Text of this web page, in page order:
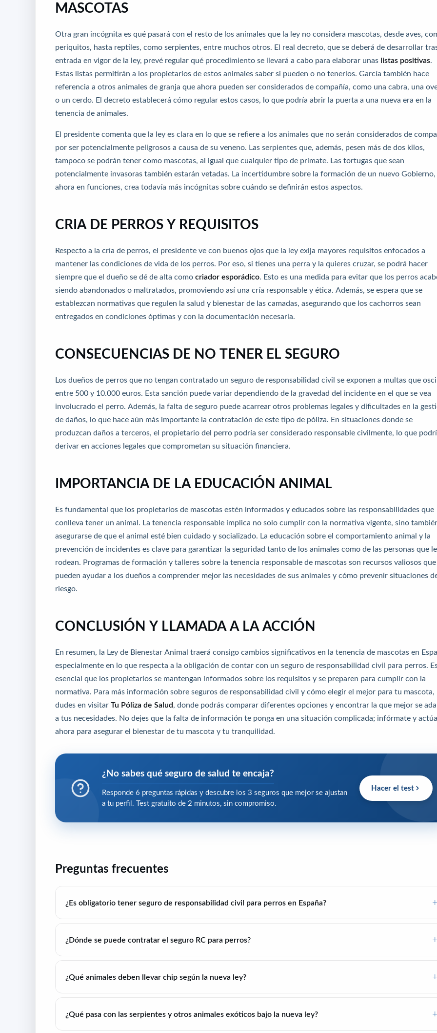
MASCOTAS
Otra gran incógnita es qué pasará con el resto de los animales que la ley no considera mascotas, desde aves,
periquitos, hasta reptiles, como serpientes, entre muchos otros. El real decreto, que se deberá de desarrollar
entrada en vigor de la ley, prevé regular qué procedimiento se llevará a cabo para elaborar unas listas positivas
Estas listas permitirán a los propietarios de estos animales saber si pueden o no tenerlos. García también hace
referencia a otros animales de granja que ahora pueden ser considerados de compañía, como una cabra, una
o un cerdo. El decreto establecerá cómo regular estos casos, lo que podría abrir la puerta a una nueva era en la
tenencia de animales.
El presidente comenta que la ley es clara en lo que se refiere a los animales que no serán considerados de
por ser potencialmente peligrosos a causa de su veneno. Las serpientes que, además, pesen más de dos kilos,
tampoco se podrán tener como mascotas, al igual que cualquier tipo de primate. Las tortugas que sean
potencialmente invasoras también estarán vetadas. La incertidumbre sobre la formación de un nuevo Gobierno,
ahora en funciones, crea todavía más incógnitas sobre cuándo se definirán estos aspectos.
CRIA DE PERROS Y REQUISITOS
Respecto a la cría de perros, el presidente ve con buenos ojos que la ley exija mayores requisitos enfocados a
mantener las condiciones de vida de los perros. Por eso, si tienes una perra y la quieres cruzar, se podrá hacer
siempre que el dueño se dé de alta como criador esporádico . Esto es una medida para evitar que los perros
siendo abandonados o maltratados, promoviendo así una cría responsable y ética. Además, se espera que se
establezcan normativas que regulen la salud y bienestar de las camadas, asegurando que los cachorros sean
entregados en condiciones óptimas y con la documentación necesaria.
CONSECUENCIAS DE NO TENER EL SEGURO
Los dueños de perros que no tengan contratado un seguro de responsabilidad civil se exponen a multas que
entre 500 y 10.000 euros. Esta sanción puede variar dependiendo de la gravedad del incidente en el que se vea
involucrado el perro. Además, la falta de seguro puede acarrear otros problemas legales y dificultades en la
de daños, lo que hace aún más importante la contratación de este tipo de póliza. En situaciones donde se
produzcan daños a terceros, el propietario del perro podría ser considerado responsable civilmente, lo que
derivar en acciones legales que comprometan su situación financiera.
IMPORTANCIA DE LA EDUCACIÓN ANIMAL
Es fundamental que los propietarios de mascotas estén informados y educados sobre las responsabilidades que
conlleva tener un animal. La tenencia responsable implica no solo cumplir con la normativa vigente, sino
asegurarse de que el animal esté bien cuidado y socializado. La educación sobre el comportamiento animal y la
prevención de incidentes es clave para garantizar la seguridad tanto de los animales como de las personas que
rodean. Programas de formación y talleres sobre la tenencia responsable de mascotas son recursos valiosos que
pueden ayudar a los dueños a comprender mejor las necesidades de sus animales y cómo prevenir situaciones
riesgo.
CONCLUSIÓN Y LLAMADA A LA ACCIÓN
En resumen, la Ley de Bienestar Animal traerá consigo cambios significativos en la tenencia de mascotas en
especialmente en lo que respecta a la obligación de contar con un seguro de responsabilidad civil para perros.
esencial que los propietarios se mantengan informados sobre los requisitos y se preparen para cumplir con la
normativa. Para más información sobre seguros de responsabilidad civil y cómo elegir el mejor para tu mascota,
dudes en visitar Tu Póliza de Salud , donde podrás comparar diferentes opciones y encontrar la que mejor se
a tus necesidades. No dejes que la falta de información te ponga en una situación complicada; infórmate y actúa
ahora para asegurar el bienestar de tu mascota y tu tranquilidad.
¿No sabes qué seguro de salud te encaja?
Responde 6 preguntas rápidas y descubre los 3 seguros que mejor se ajustan
a tu perfil. Test gratuito de 2 minutos, sin compromiso.
Hacer el test
Preguntas frecuentes
¿Es obligatorio tener seguro de responsabilidad civil para perros en España?
¿Dónde se puede contratar el seguro RC para perros?
¿Qué animales deben llevar chip según la nueva ley?
¿Qué pasa con las serpientes y otros animales exóticos bajo la nueva ley?